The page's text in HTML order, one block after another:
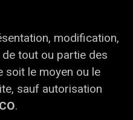
modification,
tout ou partie des
soit le moyen ou le
sauf autorisation
.